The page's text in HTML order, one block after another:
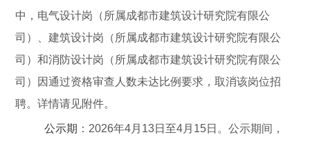
中，电气设计岗（所属成都市建筑设计研究院有限公
司）、建筑设计岗（所属成都市建筑设计研究院有限公
司）和消防设计岗（所属成都市建筑设计研究院有限公
司）因通过资格审查人数未达比例要求，取消该岗位招
聘。详情请见附件。
公示期 ： 2026年4月 13日至4月 15日。公示期间，